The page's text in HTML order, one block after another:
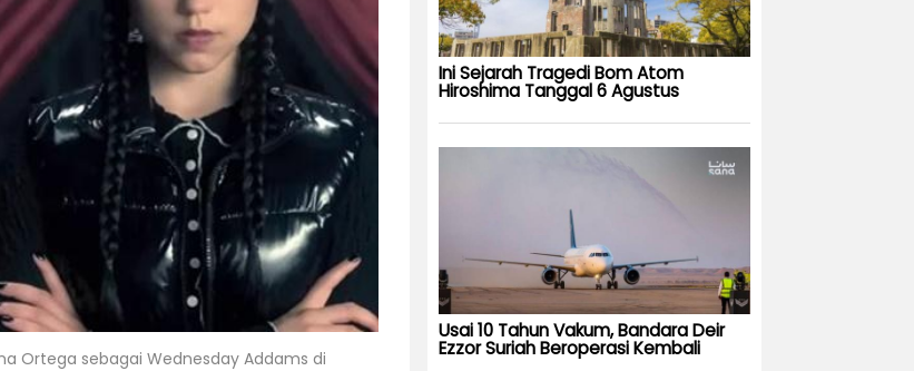
Ortega sebagai Wednesday Addams di
Ini Sejarah Tragedi Bom Atom
Hiroshima Tanggal 6 Agustus
Usai 10 Tahun Vakum, Bandara Deir
Ezzor Suriah Beroperasi Kembali